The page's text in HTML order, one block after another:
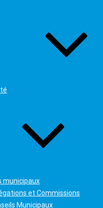
municipaux
et Commissions
Municipaux